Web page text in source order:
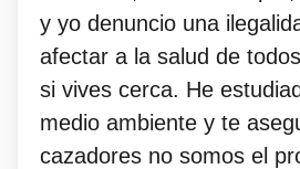
y yo denuncio una
afectar a la salud de
si vives cerca. He
medio ambiente y te
cazadores no somos el